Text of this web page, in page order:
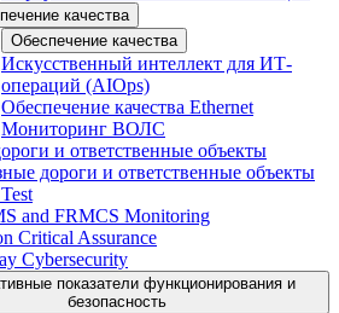
качества
Обеспечение качества
Искусственный интеллект для ИТ-
операций (AIOps)
Обеспечение качества Ethernet
Мониторинг ВОЛС
и ответственные объекты
дороги и ответственные объекты
and FRMCS Monitoring
Critical Assurance
Cybersecurity
показатели функционирования и
безопасность